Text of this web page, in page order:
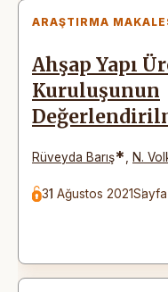
ARAŞTIRMA
Ahşap Yapı
Kuruluşunun
Rüveyda Barış* N.
31 Ağustos 2021